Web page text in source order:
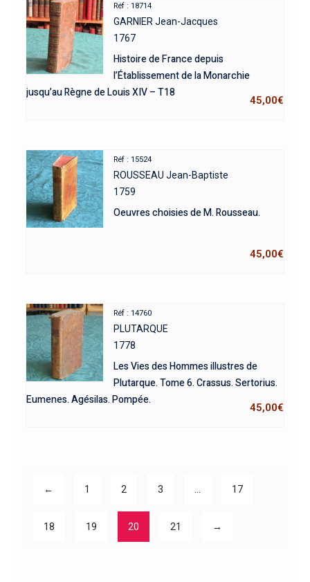
Réf : 18714
GARNIER Jean-Jacques
1767
Histoire de France depuis
l’Établissement de la Monarchie
jusqu’au Règne de Louis XIV – T18
45,00€
Réf : 15524
ROUSSEAU Jean-Baptiste
1759
Oeuvres choisies de M. Rousseau.
45,00€
Réf : 14760
PLUTARQUE
1778
Les Vies des Hommes illustres de
Plutarque. Tome 6. Crassus. Sertorius.
Eumenes. Agésilas. Pompée.
45,00€
← 1 2 3 17
18 19 20 21 →